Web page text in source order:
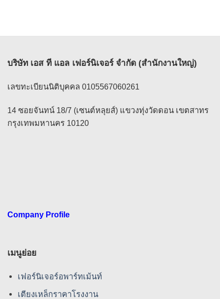
บริษัท เอส ที แอล เฟอร์นิเจอร์ จำกัด (สำนักงานใหญ่)
เลขทะเบียนนิติบุคคล 0105567060261
14 ซอยจันทน์ 18/7 (เซนต์หลุยส์) แขวงทุ่งวัดดอน เขตสาทร
กรุงเทพมหานคร 10120
Company Profile
เมนูย่อย
เฟอร์นิเจอร์อพาร์ทเม้นท์
เตียงเหล็กราคาโรงงาน